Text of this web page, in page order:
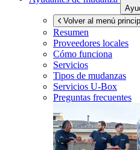
Volver al menú
Resumen
Proveedores locales
Cómo funciona
Servicios
Tipos de mudanzas
Servicios U-Box
Preguntas frecuentes